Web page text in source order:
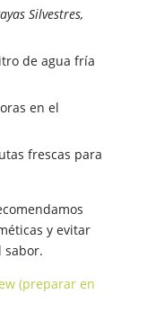
Silvestres,
de agua fría
en el
frescas para
y evitar
sabor.
(preparar en